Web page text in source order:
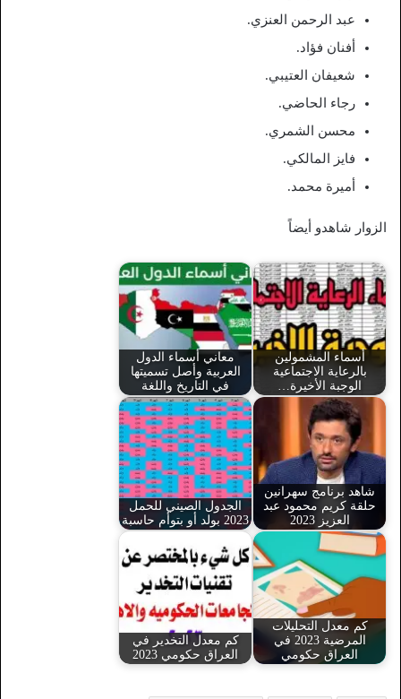
عبد الرحمن العنزي.
أفنان فؤاد.
شعيفان العتيبي.
رجاء الحاضي.
محسن الشمري.
فايز المالكي.
أميرة محمد.
الزوار شاهدو أيضاً
أسماء المشمولين
بالرعاية الاجتماعية
الوجبة الأخيرة…
معاني أسماء الدول
العربية وأصل تسميتها
في التاريخ واللغة
شاهد برنامج سهرانين
حلقة كريم محمود عبد
العزيز 2023
الجدول الصيني للحمل
2023 بولد أو بتوأم حاسبة
كم معدل التحليلات
المرضية 2023 في
العراق حكومي
كم معدل التخدير في
العراق حكومي 2023